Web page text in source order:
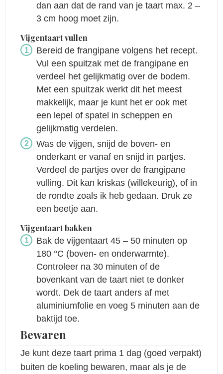
dan aan dat de rand van je taart max. 2 –
3 cm hoog moet zijn.
Vijgentaart vullen
Bereid de frangipane volgens het recept.
Vul een spuitzak met de frangipane en
verdeel het gelijkmatig over de bodem.
Met een spuitzak werkt dit het meest
makkelijk, maar je kunt het er ook met
een lepel of spatel in scheppen en
gelijkmatig verdelen.
Was de vijgen, snijd de boven- en
onderkant er vanaf en snijd in partjes.
Verdeel de partjes over de frangipane
vulling. Dit kan kriskas (willekeurig), of in
de rondte zoals ik heb gedaan. Druk ze
een beetje aan.
Vijgentaart bakken
Bak de vijgentaart 45 – 50 minuten op
180 °C (boven- en onderwarmte).
Controleer na 30 minuten of de
bovenkant van de taart niet te donker
wordt. Dek de taart anders af met
aluminiumfolie en voeg 5 minuten aan de
baktijd toe.
Bewaren
Je kunt deze taart prima 1 dag (goed verpakt)
buiten de koeling bewaren, maar als je de